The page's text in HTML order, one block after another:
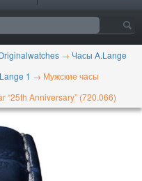
→ Часы A.Lange
1 → Мужские часы
“25th Anniversary” (720.066)